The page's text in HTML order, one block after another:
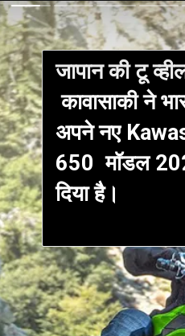
जापान की टू
कावासाकी ने
अपने नए
650 मॉडल
दिया है।